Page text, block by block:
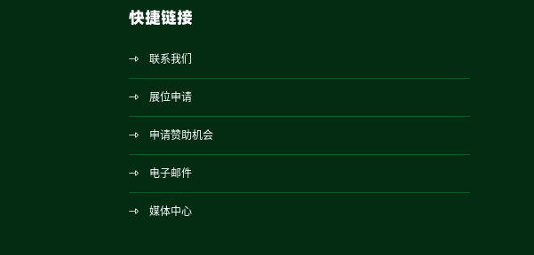
快捷链接
联系我们
展位申请
申请赞助机会
电子邮件
媒体中心